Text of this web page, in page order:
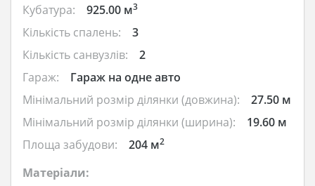
Кубатура: 925.00 м3
Кількість спалень:
3
Кількість санвузлів:
2
Гараж:
Гараж на одне авто
Мінімальний розмір ділянки (довжина):
27.50 м
Мінімальний розмір ділянки (ширина):
19.60 м
Площа забудови:
204 м2
Матеріали: